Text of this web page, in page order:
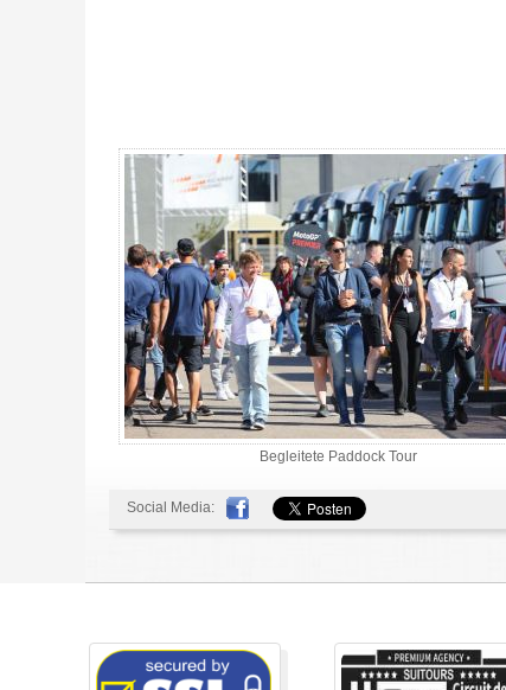
Begleitete Paddock Tour
Social Media: